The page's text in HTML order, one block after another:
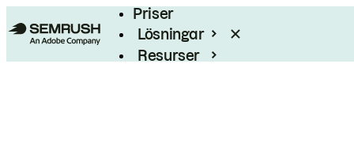
Priser
Lösningar
Resurser